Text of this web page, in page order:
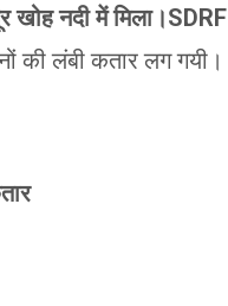
खोह नदी में
की लंबी कतार लग गयी।